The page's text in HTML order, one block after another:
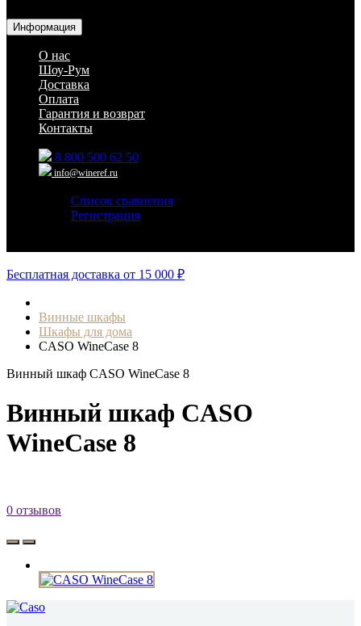
Информация
О нас
Шоу-Рум
Доставка
Оплата
Гарантия и возврат
Контакты
8 800 500 62 50
info@wineref.ru
Список сравнения
Регистрация
Бесплатная доставка от 15 000 ₽
Винные шкафы
Шкафы для дома
CASO WineCase 8
Винный шкаф CASO WineCase 8
Винный шкаф CASO
WineCase 8
0 отзывов